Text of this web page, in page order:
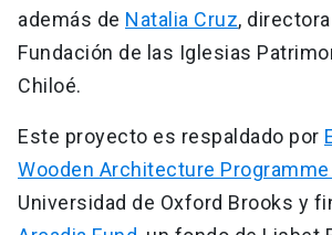
además de Natalia Cruz,
Fundación de las Iglesias
Chiloé.
Este proyecto es respaldado por
Wooden Architecture Programme
Universidad de Oxford Brooks y